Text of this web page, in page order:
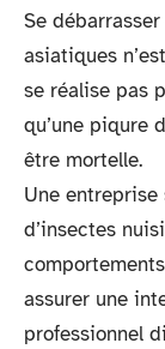
Se
asiatiques
se réalise pas
qu’une piqure
être mortelle.
Une
d’insectes
assurer une
professionnel